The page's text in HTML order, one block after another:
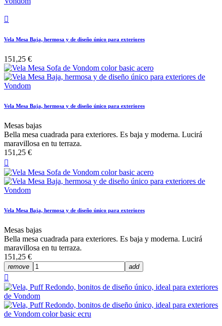

Vela Mesa Baja, hermosa y de diseño único para exteriores
151,25 €
Vela Mesa Baja, hermosa y de diseño único para exteriores
Mesas bajas
Bella mesa cuadrada para exteriores. Es baja y moderna. Lucirá
maravillosa en tu terraza.
151,25 €

Vela Mesa Baja, hermosa y de diseño único para exteriores
Mesas bajas
Bella mesa cuadrada para exteriores. Es baja y moderna. Lucirá
maravillosa en tu terraza.
151,25 €
remove add
